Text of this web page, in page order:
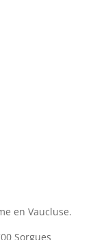
en Vaucluse.
Sorgues